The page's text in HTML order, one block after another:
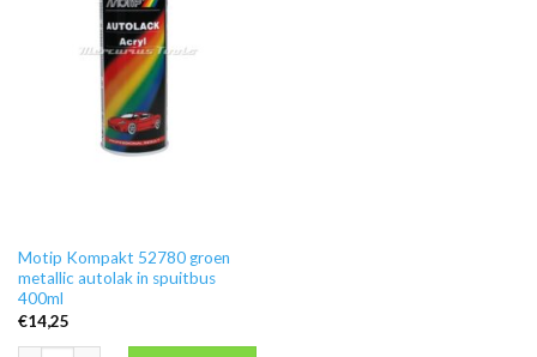
Motip Kompakt 52780 groen
metallic autolak in spuitbus
400ml
€14,25